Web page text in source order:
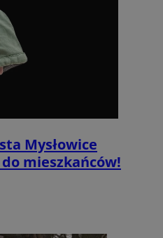
Mysłowice
mieszkańców!